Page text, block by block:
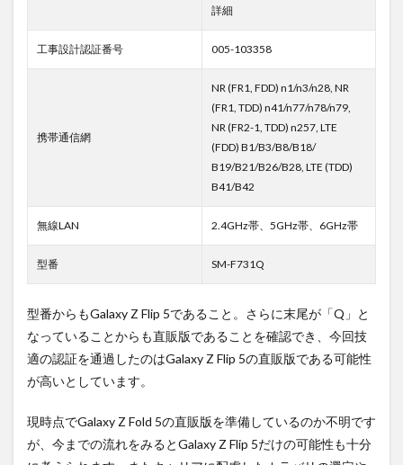
詳細
工事設計認証番号 005-103358
携帯通信網
NR (FR1, FDD) n1/n3/n28, NR
(FR1, TDD) n41/n77/n78/n79,
NR (FR2-1, TDD) n257, LTE
(FDD) B1/B3/B8/B18/
B19/B21/B26/B28, LTE (TDD)
B41/B42
無線LAN 2.4GHz帯、5GHz帯、6GHz帯
型番 SM-F731Q
型番からもGalaxy Z Flip 5であること。さらに末尾が「Q」と
なっていることからも直販版であることを確認でき、今回技
適の認証を通過したのはGalaxy Z Flip 5の直販版である可能性
が高いとしています。
現時点でGalaxy Z Fold 5の直販版を準備しているのか不明です
が、今までの流れをみるとGalaxy Z Flip 5だけの可能性も十分